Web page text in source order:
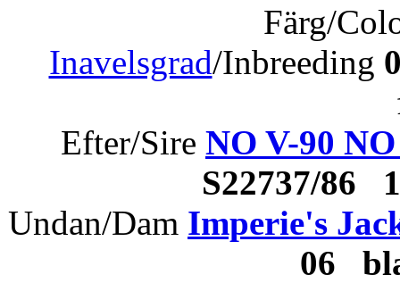
Färg/
Inavelsgrad/Inbreeding
Efter/Sire NO V-90
S22737/
Undan/Dam Imperie's
06